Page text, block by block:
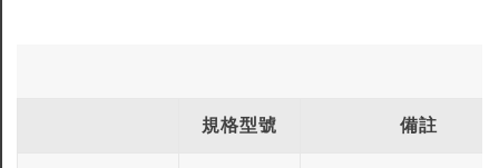
規格型號 備註